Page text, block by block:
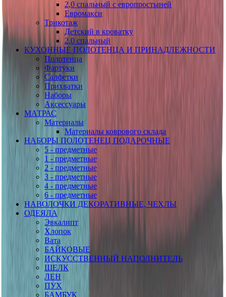
2,0 спальный с европростыней
Евромакси
Трикотаж
Детский в кроватку
2,0 спальный
КУХОННЫЕ ПОЛОТЕНЦА И ПРИНАДЛЕЖНОСТИ
Полотенца
Фартуки
Салфетки
Прихватки
Наборы
Аксессуары
МАТРАС
Материалы
Материалы коврового склада
НАБОРЫ ПОЛОТЕНЕЦ ПОДАРОЧНЫЕ
5 - предметные
1 - предметные
2 - предметные
3 - предметные
4 - предметные
6 - предметные
НАВОЛОЧКИ ДЕКОРАТИВНЫЕ, ЧЕХЛЫ
ОДЕЯЛА
Эвкалипт
Хлопок
Вата
БАЙКОВЫЕ
ИСКУССТВЕННЫЙ НАПОЛНИТЕЛЬ
ШЕЛК
ЛЕН
ПУХ
БАМБУК